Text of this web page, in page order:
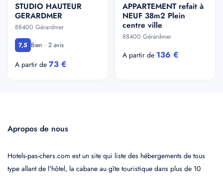
STUDIO HAUTEUR
GERARDMER
88400 Gérardmer
7,5 Bien · 2 avis
A partir de 73 €
APPARTEMENT refait à
NEUF 38m2 Plein
centre ville
88400 Gérardmer
A partir de 136 €
Apropos de nous
Hotels-pas-chers.com est un site qui liste des hébergements de tous
type allant de l'hôtel, la cabane au gîte touristique dans plus de 10